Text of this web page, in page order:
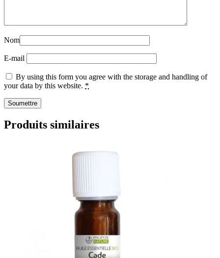
Nom
E-mail
By using this form you agree with the storage and handling of
your data by this website. *
Produits similaires